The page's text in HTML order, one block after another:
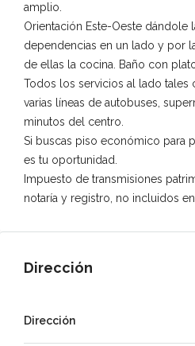
amplio.
Orientación Este-Oeste dándole
dependencias en un lado y por
de ellas la cocina. Baño con
Todos los servicios al lado tales
varias líneas de autobuses,
minutos del centro.
Si buscas piso económico para
es tu oportunidad.
Impuesto de transmisiones
notaría y registro, no incluidos
Dirección
Dirección